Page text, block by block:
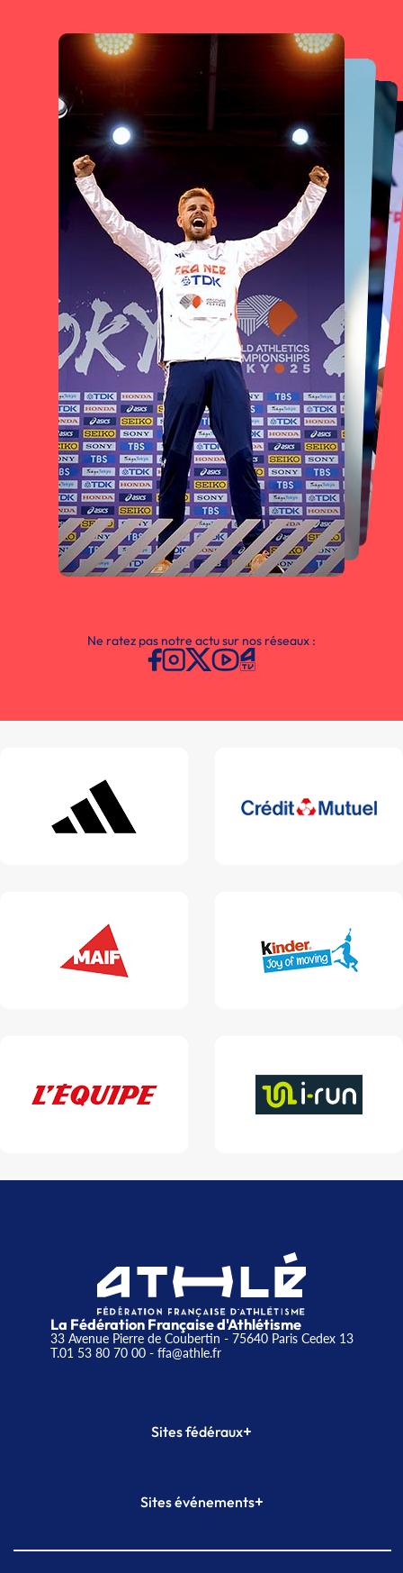
Ne ratez pas notre actu sur nos réseaux :
La Fédération Française d'Athlétisme
33 Avenue Pierre de Coubertin - 75640 Paris Cedex 13
T.01 53 80 70 00- ffa@athle.fr
Sites fédéraux+
Plateforme Formation
Sites événements+
Meeting de Paris indoor